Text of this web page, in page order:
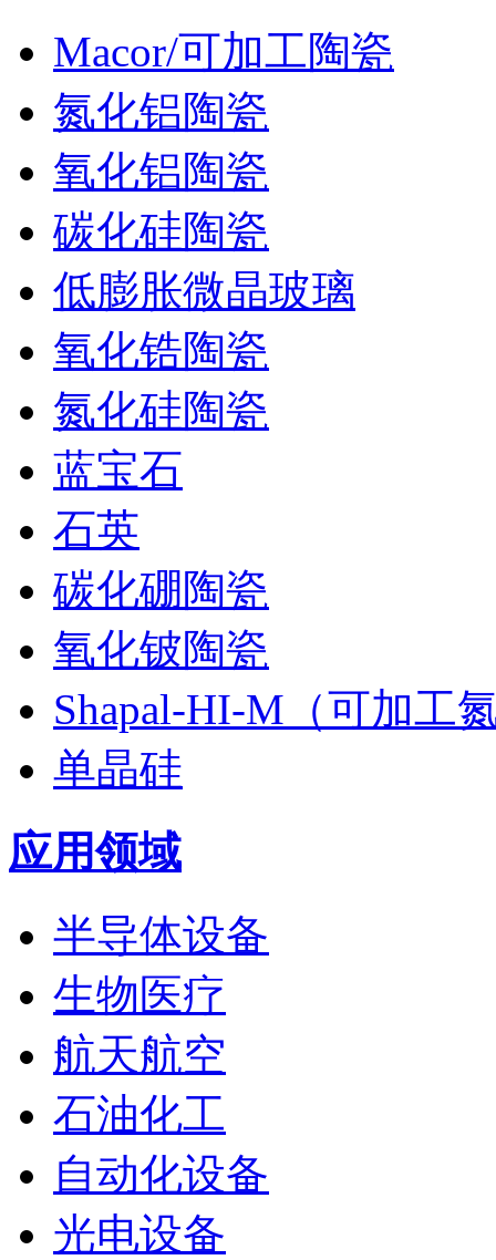
Macor/可加工陶瓷
氮化铝陶瓷
氧化铝陶瓷
碳化硅陶瓷
低膨胀微晶玻璃
氧化锆陶瓷
氮化硅陶瓷
蓝宝石
石英
碳化硼陶瓷
氧化铍陶瓷
Shapal-HI-M（可加工
单晶硅
应用领域
半导体设备
生物医疗
航天航空
石油化工
自动化设备
光电设备